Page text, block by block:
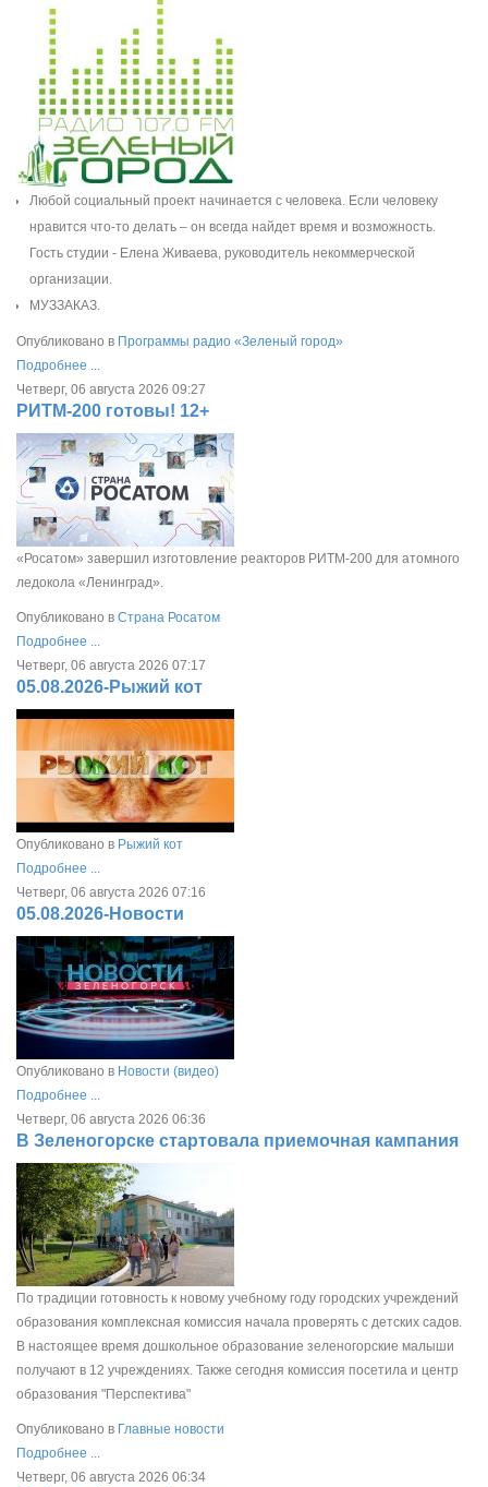
Любой социальный проект начинается с человека. Если человеку
нравится что-то делать – он всегда найдет время и возможность.
Гость студии - Елена Живаева, руководитель некоммерческой
организации.
МУЗЗАКАЗ.
Опубликовано в Программы радио «Зеленый город»
Подробнее ...
Четверг, 06 августа 2026 09:27
РИТМ-200 готовы! 12+
«Росатом» завершил изготовление реакторов РИТМ-200 для атомного
ледокола «Ленинград».
Опубликовано в Страна Росатом
Подробнее ...
Четверг, 06 августа 2026 07:17
05.08.2026-Рыжий кот
Опубликовано в Рыжий кот
Подробнее ...
Четверг, 06 августа 2026 07:16
05.08.2026-Новости
Опубликовано в Новости (видео)
Подробнее ...
Четверг, 06 августа 2026 06:36
В Зеленогорске стартовала приемочная кампания
По традиции готовность к новому учебному году городских учреждений
образования комплексная комиссия начала проверять с детских садов.
В настоящее время дошкольное образование зеленогорские малыши
получают в 12 учреждениях. Также сегодня комиссия посетила и центр
образования "Перспектива"
Опубликовано в Главные новости
Подробнее ...
Четверг, 06 августа 2026 06:34